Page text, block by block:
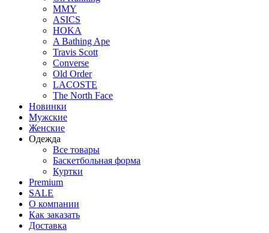
MMY
ASICS
HOKA
A Bathing Ape
Travis Scott
Converse
Old Order
LACOSTE
The North Face
Новинки
Мужские
Женские
Одежда
Все товары
Баскетбольная форма
Куртки
Premium
SALE
О компании
Как заказать
Доставка